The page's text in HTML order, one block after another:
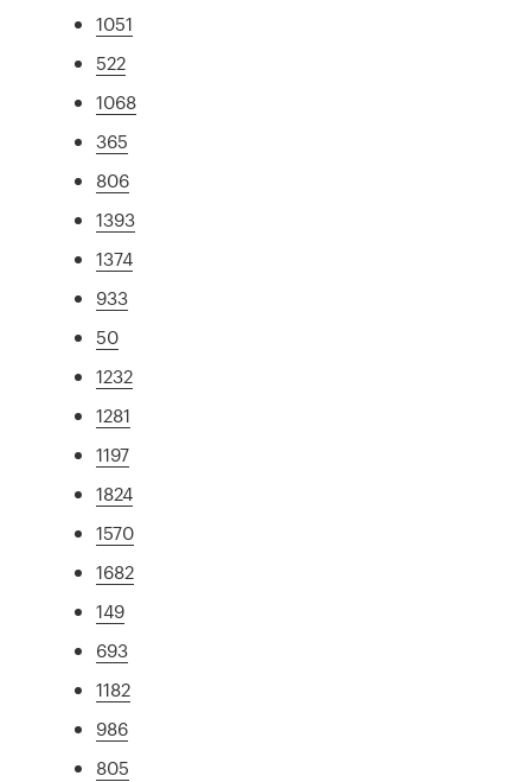
1051
522
1068
365
806
1393
1374
933
50
1232
1281
1197
1824
1570
1682
149
693
1182
986
805